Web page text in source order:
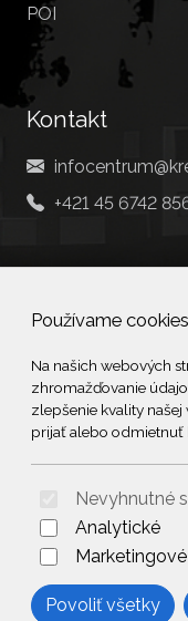
Používame cookies
Na našich webových
zhromažďovanie
zlepšenie kvality našej
prijať alebo odmietnuť
Nevyhnutné
Analytické
Marketingové
Povoliť všetky
POI
Kontakt
+421 45 6742
Social
Facebook
© 2026 Arrabella
Hosting: